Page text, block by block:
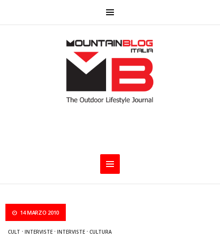
14 MARZO 2010
CULT ·INTERVISTE ·INTERVISTE ·CULTURA